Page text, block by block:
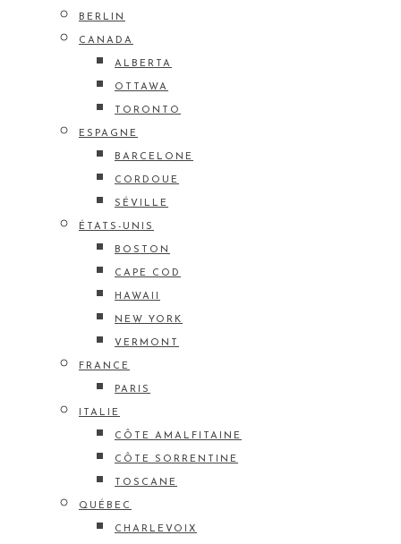
BERLIN
CANADA
ALBERTA
OTTAWA
TORONTO
ESPAGNE
BARCELONE
CORDOUE
SÉVILLE
ÉTATS-UNIS
BOSTON
CAPE COD
HAWAII
NEW YORK
VERMONT
FRANCE
PARIS
ITALIE
CÔTE AMALFITAINE
CÔTE SORRENTINE
TOSCANE
QUÉBEC
CHARLEVOIX